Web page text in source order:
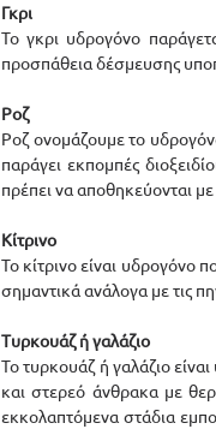
Γκρι
Το γκρι υδρογόνο
προσπάθεια δέσμευσης
Ροζ
Ροζ ονομάζουμε το
παράγει εκπομπές
πρέπει να αποθηκεύονται
Κίτρινο
Το κίτρινο είναι υδρογόνο
σημαντικά ανάλογα με τις
Τυρκουάζ ή γαλάζιο
Το τυρκουάζ ή γαλάζιο
και στερεό άνθρακα με
εκκολαπτόμενα στάδια